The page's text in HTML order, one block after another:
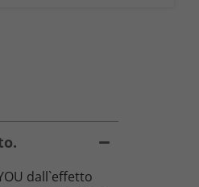
dall`effetto